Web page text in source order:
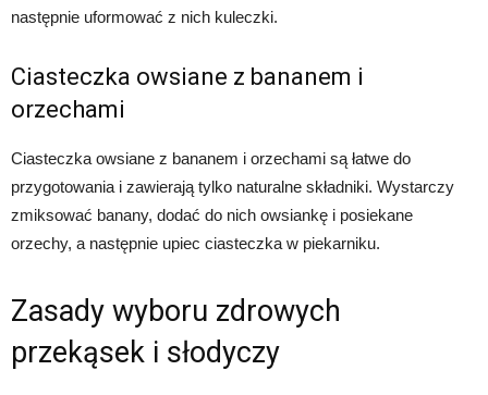
następnie uformować z nich kuleczki.
Ciasteczka owsiane z bananem i
orzechami
Ciasteczka owsiane z bananem i orzechami są łatwe do
przygotowania i zawierają tylko naturalne składniki. Wystarczy
zmiksować banany, dodać do nich owsiankę i posiekane
orzechy, a następnie upiec ciasteczka w piekarniku.
Zasady wyboru zdrowych
przekąsek i słodyczy